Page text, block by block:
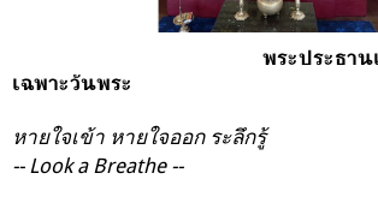
พระประธาน
เฉพาะวันพระ
หายใจเข้า หายใจออก ระลึกรู้
-- Look a Breathe --